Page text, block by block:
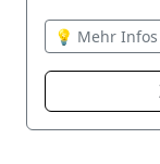
💡 Mehr